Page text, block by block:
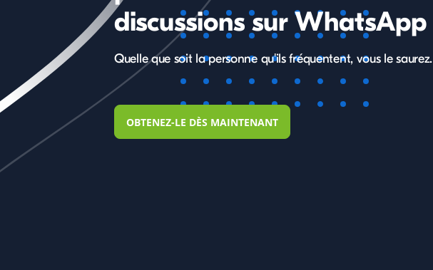
discussions sur WhatsApp
Quelle que soit la personne qu'ils fréquentent, vous le saurez.
OBTENEZ-LE DÈS MAINTENANT